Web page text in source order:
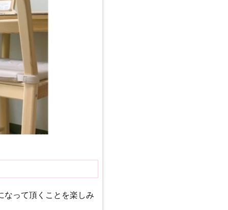
なって頂くことを楽しみ